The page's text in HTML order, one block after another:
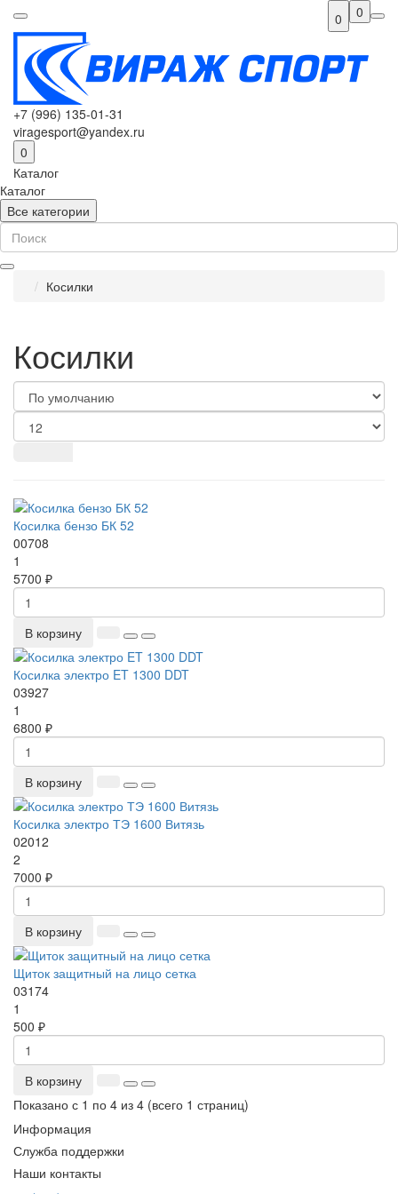
0
0
+7 (996) 135-01-31
viragesport@yandex.ru
0
Каталог
Каталог
Все категории
Косилки
Косилки
Косилка бензо БК 52
00708
1
5700 ₽
В корзину
Косилка электро ET 1300 DDT
03927
1
6800 ₽
В корзину
Косилка электро ТЭ 1600 Витязь
02012
2
7000 ₽
В корзину
Щиток защитный на лицо сетка
03174
1
500 ₽
В корзину
Показано с 1 по 4 из 4 (всего 1 страниц)
Информация
Служба поддержки
Наши контакты